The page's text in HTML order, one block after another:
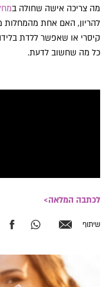
מה צריכה אישה שחולה ב
להריון, האם אחת מהמחלות
קיסרי או שאפשר ללדת
כל מה שחשוב לדעת.
לכתבה המלאה>
שיתוף